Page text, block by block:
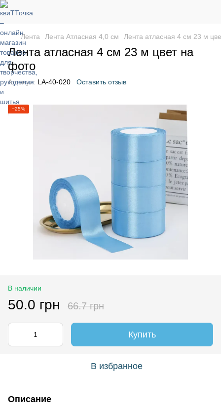
Лента Лента Атласная 4,0 см Лента атласная 4 см 23 м
Лента атласная 4 см 23 м цвет на
фото
Артикул: LA-40-020 Оставить отзыв
−25%
В наличии
50.0 грн 66.7 грн
Купить
В избранное
Описание